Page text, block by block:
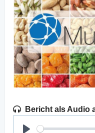
Bericht als Audio